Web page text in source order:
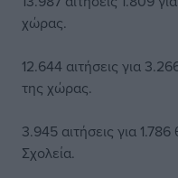
χώρας.
12.644 αιτήσεις για
της χώρας.
3.945 αιτήσεις για
Σχολεία.